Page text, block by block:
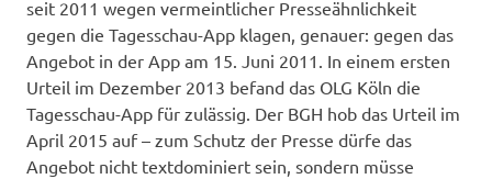
seit 2011 wegen vermeintlicher Presseähnlichkeit
gegen die Tagesschau-App klagen, genauer: gegen das
Angebot in der App am 15. Juni 2011. In einem ersten
Urteil im Dezember 2013 befand das OLG Köln die
Tagesschau-App für zulässig. Der BGH hob das Urteil im
April 2015 auf – zum Schutz der Presse dürfe das
Angebot nicht textdominiert sein, sondern müsse